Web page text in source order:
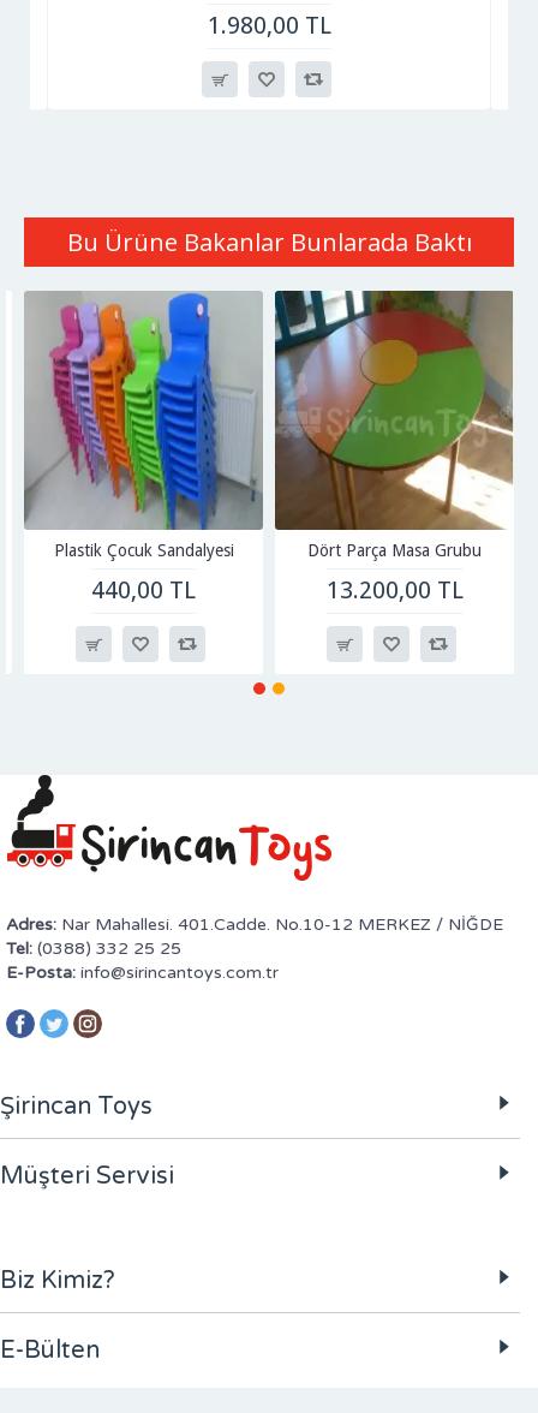
1.980,00 TL
Bu Ürüne Bakanlar Bunlarada Baktı
Plastik Çocuk Sandalyesi
440,00 TL
Dört Parça Masa Grubu
13.200,00 TL
Adres: Nar Mahallesi. 401.Cadde. No.10-12 MERKEZ / NİĞDE
Tel: (0388) 332 25 25
E-Posta: info@sirincantoys.com.tr
Şirincan Toys
Müşteri Servisi
Biz Kimiz?
E-Bülten